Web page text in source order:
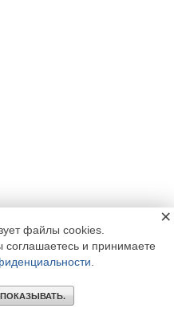
файлы cookies.
и принимаете
×